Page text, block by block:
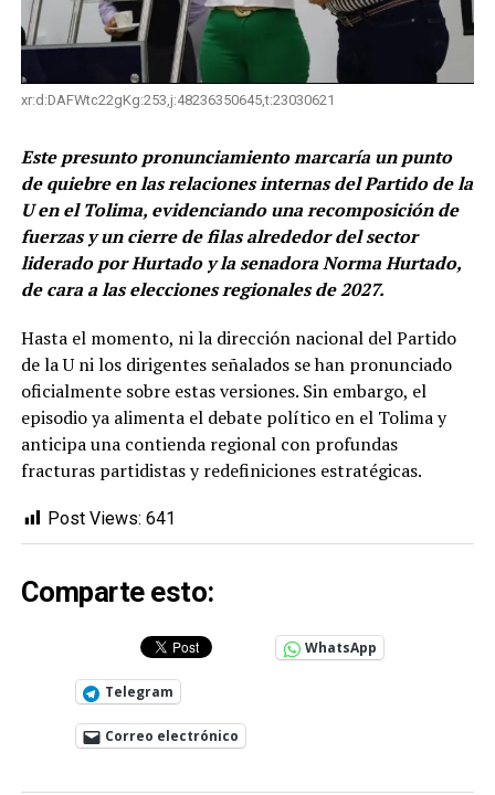
xr:d:DAFWtc22gKg:253,j:48236350645,t:23030621
Este presunto pronunciamiento marcaría un punto
de quiebre en las relaciones internas del Partido de la
U en el Tolima, evidenciando una recomposición de
fuerzas y un cierre de filas alrededor del sector
liderado por Hurtado y la senadora Norma Hurtado,
de cara a las elecciones regionales de 2027.
Hasta el momento, ni la dirección nacional del Partido
de la U ni los dirigentes señalados se han pronunciado
oficialmente sobre estas versiones. Sin embargo, el
episodio ya alimenta el debate político en el Tolima y
anticipa una contienda regional con profundas
fracturas partidistas y redefiniciones estratégicas.
Post Views: 641
Comparte esto:
WhatsApp
Telegram
Correo electrónico